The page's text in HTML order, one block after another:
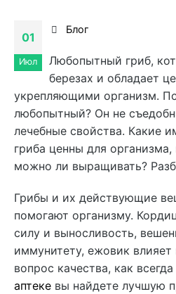
01
Июл
Блог
Любопытный гриб,
березах и обладает
укрепляющими организм.
любопытный? Он не
лечебные свойства. Какие
гриба ценны для
можно ли выращивать?
Грибы и их действующие
помогают организму.
силу и выносливость,
иммунитету, ежовик влияет
вопрос качества, как
аптеке вы найдете лучшую